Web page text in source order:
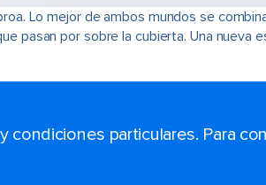
Lo mejor de ambos mundos se
pasan por sobre la cubierta. Una
condiciones particulares. Para